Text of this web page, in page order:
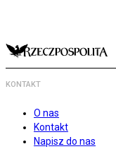
KONTAKT
O nas
Kontakt
Napisz do nas